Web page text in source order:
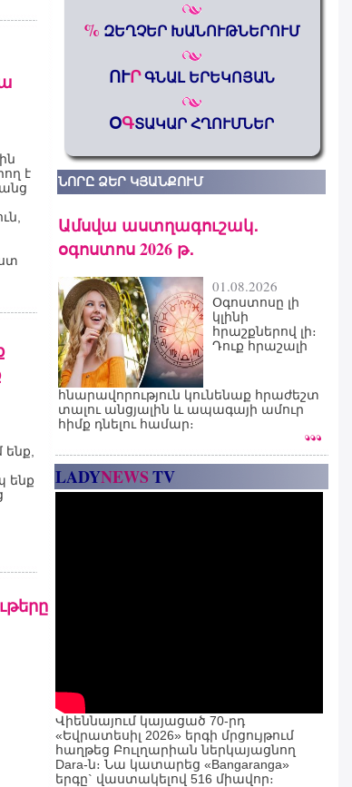
է
ենք,
ենք
% ԶԵՂՉԵՐ ԽԱՆՈՒԹՆԵՐՈՒՄ
ՈՒՐԳՆԱԼ ԵՐԵԿՈՅԱՆ
ՕԳՏԱԿԱՐ ՀՂՈՒՄՆԵՐ
ՆՈՐԸ ՁԵՐ ԿՅԱՆՔՈՒՄ
Ամսվա աստղագուշակ․
օգոստոս 2026 թ․
01.08.2026
Օգոստոսը լի
կլինի
հրաշքներով լի։
Դուք հրաշալի
հնարավորություն կունենաք հրաժեշտ
տալու անցյալին և ապագայի ամուր
հիմք դնելու համար։
LADYNEWSTV
Վիեննայում կայացած 70-րդ
«Եվրատեսիլ 2026» երգի մրցույթում
հաղթեց Բուլղարիան ներկայացնող
Dara-ն։ Նա կատարեց «Bangaranga»
երգը` վաստակելով 516 միավոր։